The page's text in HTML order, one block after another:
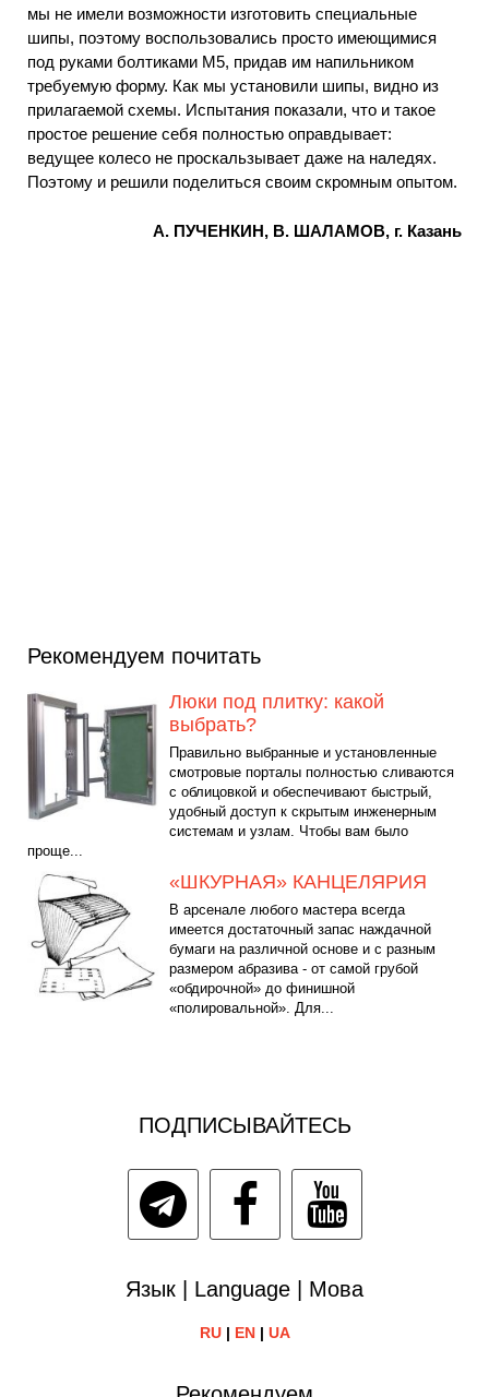
мы не имели возможности изготовить специальные
шипы, поэтому воспользовались просто имеющимися
под руками болтиками М5, придав им напильником
требуемую форму. Как мы установили шипы, видно из
прилагаемой схемы. Испытания показали, что и такое
простое решение себя полностью оправдывает:
ведущее колесо не проскальзывает даже на наледях.
Поэтому и решили поделиться своим скромным опытом.
А. ПУЧЕНКИН, В. ШАЛАМОВ, г. Казань
Рекомендуем почитать
Люки под плитку: какой
выбрать?
Правильно выбранные и установленные
смотровые порталы полностью сливаются
с облицовкой и обеспечивают быстрый,
удобный доступ к скрытым инженерным
системам и узлам. Чтобы вам было
проще...
«ШКУРНАЯ» КАНЦЕЛЯРИЯ
В арсенале любого мастера всегда
имеется достаточный запас наждачной
бумаги на различной основе и с разным
размером абразива - от самой грубой
«обдирочной» до финишной
«полировальной». Для...
ПОДПИСЫВАЙТЕСЬ
Язык | Language | Мова
RU| EN| UA